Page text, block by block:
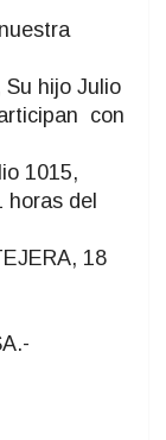
Su hijo Julio
con
1015,
horas del
18